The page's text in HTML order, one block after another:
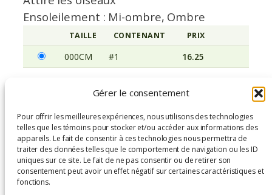
Gérer le consentement
Pour offrir les meilleures expériences, nous utilisons des technologies
telles que les témoins pour stocker et/ou accéder aux informations des
appareils. Le fait de consentir à ces technologies nous permettra de
traiter des données telles que le comportement de navigation ou les ID
uniques sur ce site. Le fait de ne pas consentir ou de retirer son
consentement peut avoir un effet négatif sur certaines caractéristiques et
fonctions.
Ensoleilement : Mi-ombre, Ombre
TAILLE CONTENANT PRIX
000CM #1 16.25
Hosta ‘Pilgrim’ – 000CM, #1
484 en inventaire
q
u
a
− + Ajouter au panier